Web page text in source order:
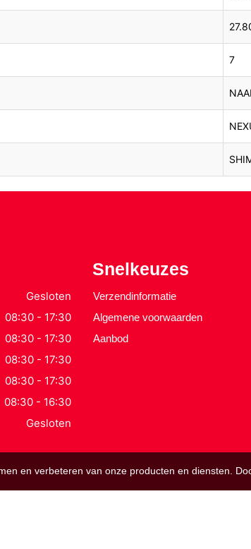
7
Gesloten
08:30 - 17:30
08:30 - 17:30
08:30 - 17:30
08:30 - 17:30
08:30 - 16:30
Gesloten
Snelkeuzes
Verzendinformatie
Algemene voorwaarden
Aanbod
en verbeteren van onze producten en diensten.